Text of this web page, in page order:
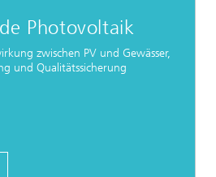
Photovoltaik
zwischen PV und Gewässer,
und Qualitätssicherung